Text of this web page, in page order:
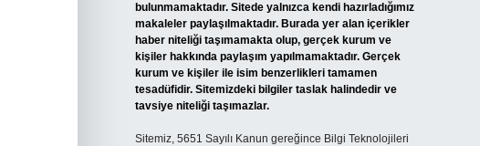
bulunmamaktadır. Sitede yalnızca kendi hazırladığımız
makaleler paylaşılmaktadır. Burada yer alan içerikler
haber niteliği taşımamakta olup, gerçek kurum ve
kişiler hakkında paylaşım yapılmamaktadır. Gerçek
kurum ve kişiler ile isim benzerlikleri tamamen
tesadüfidir. Sitemizdeki bilgiler taslak halindedir ve
tavsiye niteliği taşımazlar.
Sitemiz, 5651 Sayılı Kanun gereğince Bilgi Teknolojileri